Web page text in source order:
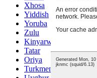
Xhosa
Yiddish
Yoruba
Zulu
Kinyarwanda
Tatar
Oriya
Turkmen